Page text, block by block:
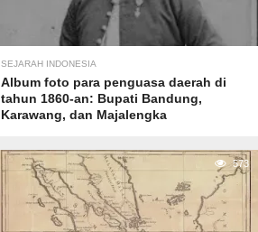
SEJARAH INDONESIA
Album foto para penguasa daerah di
tahun 1860-an: Bupati Bandung,
Karawang, dan Majalengka
573